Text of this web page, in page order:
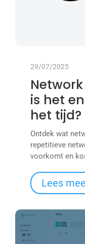
29/07/2025
is het
het tijd?
Ontdek wat
repetitieve
voorkomt en
Lees